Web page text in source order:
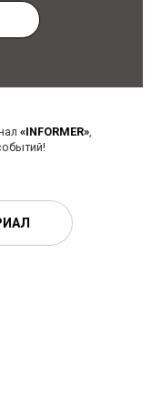
«INFORMER»,